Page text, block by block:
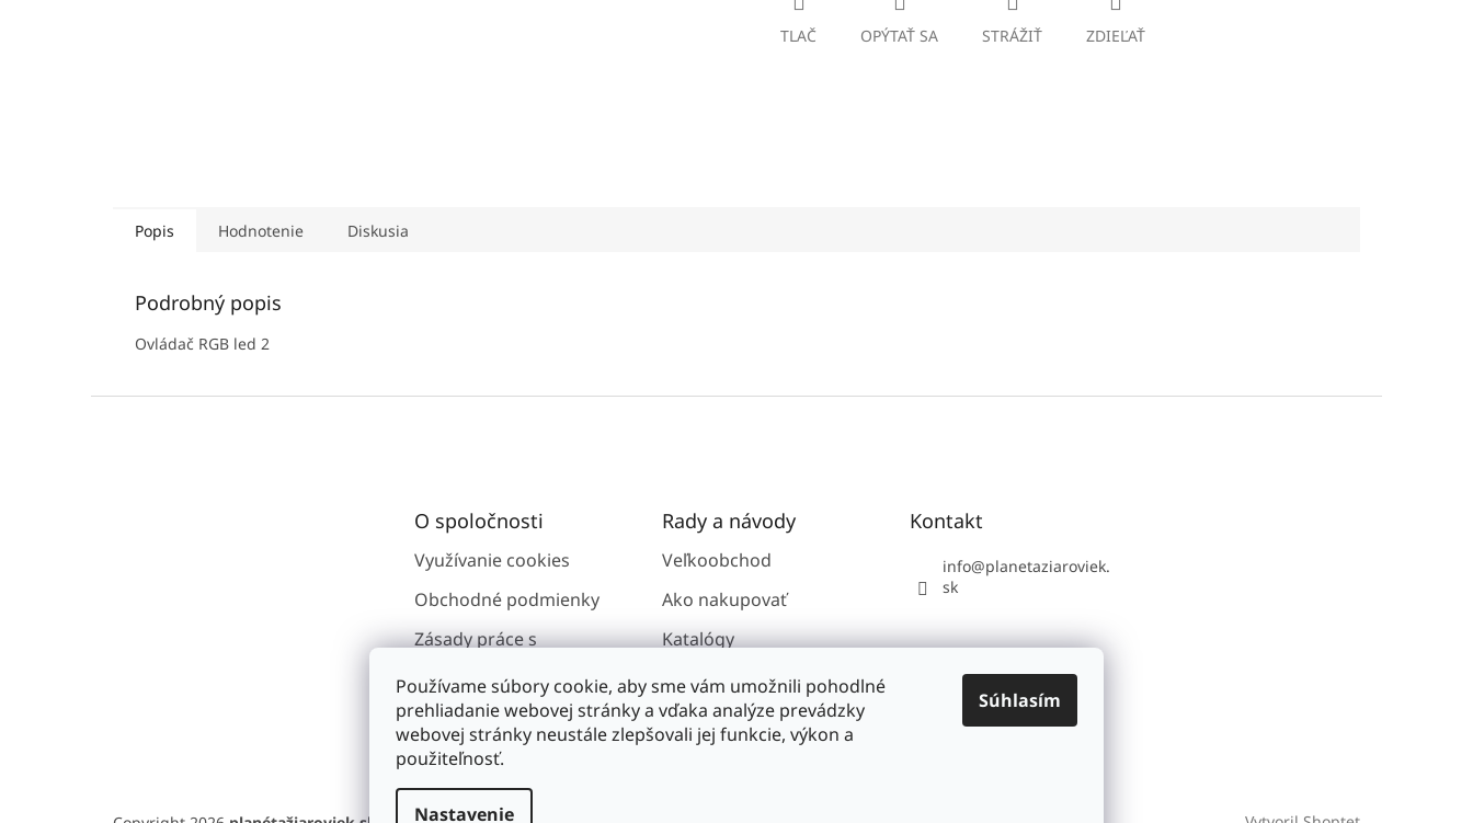
Používame súbory cookie, aby sme vám umožnili pohodlné
prehliadanie webovej stránky a vďaka analýze prevádzky
webovej stránky neustále zlepšovali jej funkcie, výkon a
použiteľnosť.
Nastavenie
Súhlasím
TLAČ OPÝTAŤ SA STRÁŽIŤ ZDIEĽAŤ
Popis Hodnotenie Diskusia
Podrobný popis
Ovládač RGB led 2
O spoločnosti
Využívanie cookies
Obchodné podmienky
Zásady práce s
Kontakty
O spoločnosti
Rady a návody
Veľkoobchod
Ako nakupovať
Katalógy
Kontakt
info@planetaziaroviek.
sk